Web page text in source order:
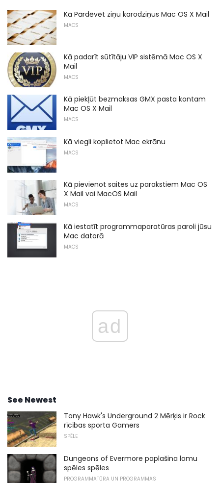
Kā Pārdēvēt ziņu karodziņus Mac OS X Mail
MACS
Kā padarīt sūtītāju VIP sistēmā Mac OS X
Mail
MACS
Kā piekļūt bezmaksas GMX pasta kontam
Mac OS X Mail
MACS
Kā viegli koplietot Mac ekrānu
MACS
Kā pievienot saites uz parakstiem Mac OS
X Mail vai MacOS Mail
MACS
Kā iestatīt programmaparatūras paroli jūsu
Mac datorā
MACS
ad
See Newest
Tony Hawk's Underground 2 Mērķis ir Rock
rīcības sporta Gamers
SPĒLE
Dungeons of Evermore paplašina lomu
spēles spēles
PROGRAMMATŪRA UN PROGRAMMAS